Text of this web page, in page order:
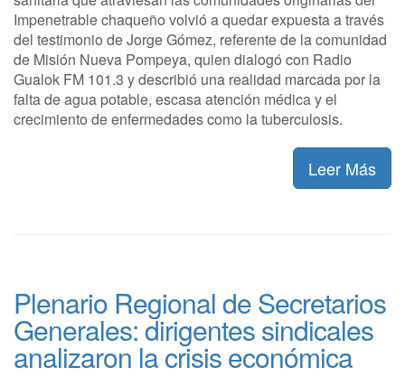
Impenetrable chaqueño volvió a quedar expuesta a través
del testimonio de Jorge Gómez, referente de la comunidad
de Misión Nueva Pompeya, quien dialogó con Radio
Gualok FM 101.3 y describió una realidad marcada por la
falta de agua potable, escasa atención médica y el
crecimiento de enfermedades como la tuberculosis.
Leer Más
Plenario Regional de Secretarios
Generales: dirigentes sindicales
analizaron la crisis económica